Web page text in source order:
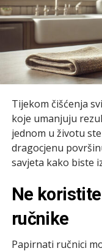
Tijekom čišćenja
koje umanjuju
jednom u životu
dragocjenu
savjeta kako biste
Ne
ručnike
Papirnati ručnici